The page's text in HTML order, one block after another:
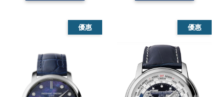
優惠 優惠